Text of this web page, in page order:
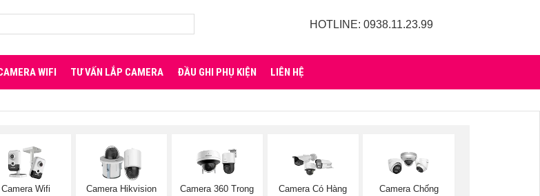
HOTLINE: 0938.11.23.99
WIFI TƯ VẤN LẮP CAMERA ĐẦU GHI PHỤ KIỆN LIÊN HỆ
Camera Wifi
Camera Hikvision
Camera 360 Trong
Camera Có Hàng
Camera Chống